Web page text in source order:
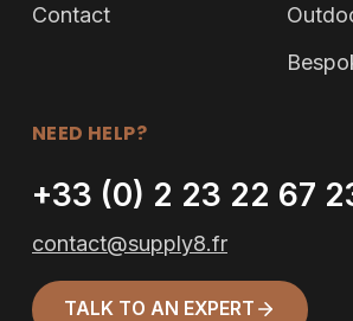
Contact
NEED HELP?
+33 (0) 2 23 22 67
contact@supply8.fr
TALK TO AN EXPERT